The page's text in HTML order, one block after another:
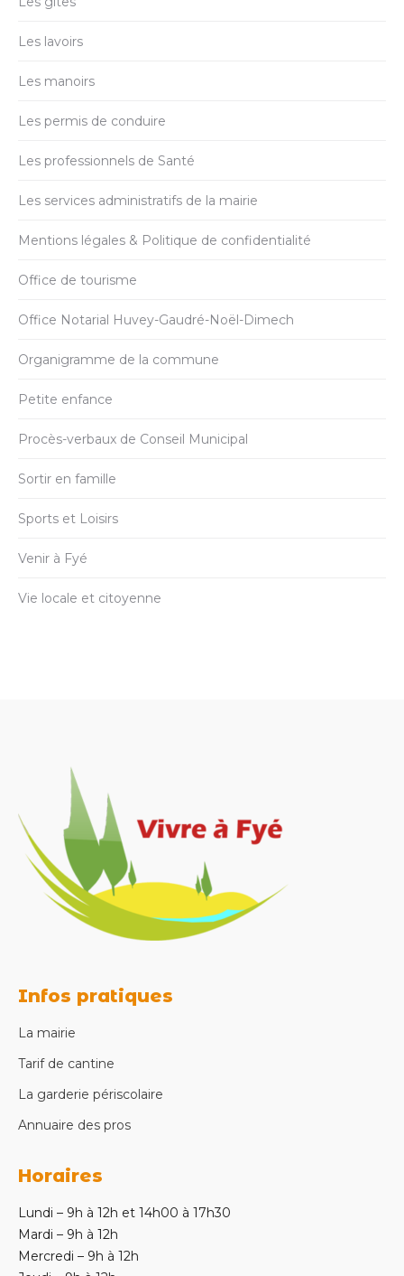
Les lavoirs
Les manoirs
Les permis de conduire
Les professionnels de Santé
Les services administratifs de la mairie
Mentions légales & Politique de confidentialité
Office de tourisme
Office Notarial Huvey-Gaudré-Noël-Dimech
Organigramme de la commune
Petite enfance
Procès-verbaux de Conseil Municipal
Sortir en famille
Sports et Loisirs
Venir à Fyé
Vie locale et citoyenne
Infos pratiques
La mairie
Tarif de cantine
La garderie périscolaire
Annuaire des pros
Horaires
Lundi – 9h à 12h et 14h00 à 17h30
Mardi – 9h à 12h
Mercredi – 9h à 12h